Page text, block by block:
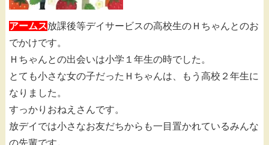
アームス放課後等デイサービスの高校生のＨちゃんとのお
でかけです。
Ｈちゃんとの出会いは小学１年生の時でした。
とても小さな女の子だったＨちゃんは、もう高校２年生に
なりました。
すっかりおねえさんです。
放デイでは小さなお友だちからも一目置かれているみんな